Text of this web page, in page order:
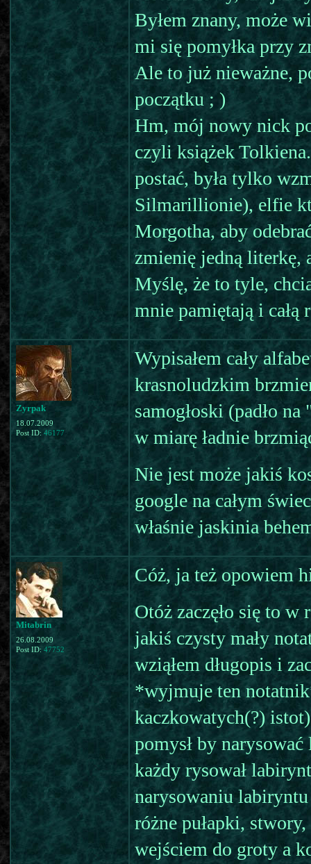
Byłem znany, może
mi się pomyłka przy
Ale to już nieważne,
początku ; )
Hm, mój nowy nick
czyli książek
postać, była tylko
Silmarillionie), elfie
Morgotha, aby
zmienię jedną literkę,
Myślę, że to tyle,
mnie pamiętają i całą
Zyrpak
18.07.2009
Post ID: 46177
Wypisałem cały
krasnoludzkim
samogłoski (padło
w miarę ładnie
Nie jest może jakiś
google na całym
właśnie jaskinia
Mitabrin
26.08.2009
Post ID: 47752
Cóż, ja też opowiem
Otóż zaczęło się to w
jakiś czysty mały
wziąłem długopis i
*wyjmuje ten
kaczkowatych(?)
pomysł by
każdy rysował
narysowaniu labiryntu
różne pułapki,
wejściem do groty a